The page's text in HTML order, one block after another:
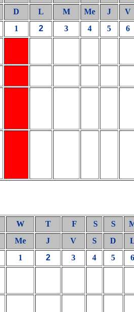
D L M Me J
V
1 2 3 4 5 6
W T F S S
Me J V S D
1 2 3 4 5 6